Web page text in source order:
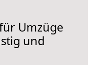
Umzüge
und